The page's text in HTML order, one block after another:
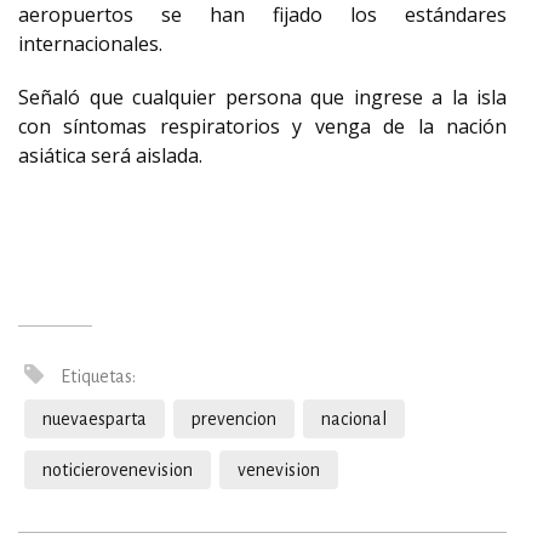
aeropuertos se han fijado los estándares
internacionales.
Señaló que cualquier persona que ingrese a la isla
con síntomas respiratorios y venga de la nación
asiática será aislada.
Etiquetas:
nuevaesparta prevencion nacional
noticierovenevision venevision